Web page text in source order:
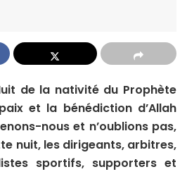
de la nativité du Prophète
et la bénédiction d’Allah
nous et n’oublions pas,
nuit, les dirigeants, arbitres,
sportifs, supporters et